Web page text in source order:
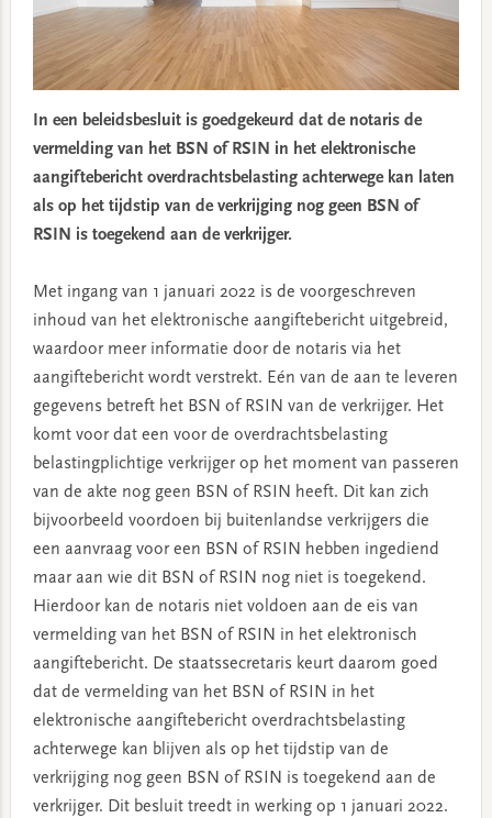
In een beleidsbesluit is goedgekeurd dat de notaris de
vermelding van het BSN of RSIN in het elektronische
aangiftebericht overdrachtsbelasting achterwege kan laten
als op het tijdstip van de verkrijging nog geen BSN of
RSIN is toegekend aan de verkrijger.
Met ingang van 1 januari 2022 is de voorgeschreven
inhoud van het elektronische aangiftebericht uitgebreid,
waardoor meer informatie door de notaris via het
aangiftebericht wordt verstrekt. Eén van de aan te leveren
gegevens betreft het BSN of RSIN van de verkrijger. Het
komt voor dat een voor de overdrachtsbelasting
belastingplichtige verkrijger op het moment van passeren
van de akte nog geen BSN of RSIN heeft. Dit kan zich
bijvoorbeeld voordoen bij buitenlandse verkrijgers die
een aanvraag voor een BSN of RSIN hebben ingediend
maar aan wie dit BSN of RSIN nog niet is toegekend.
Hierdoor kan de notaris niet voldoen aan de eis van
vermelding van het BSN of RSIN in het elektronisch
aangiftebericht. De staatssecretaris keurt daarom goed
dat de vermelding van het BSN of RSIN in het
elektronische aangiftebericht overdrachtsbelasting
achterwege kan blijven als op het tijdstip van de
verkrijging nog geen BSN of RSIN is toegekend aan de
verkrijger. Dit besluit treedt in werking op 1 januari 2022.